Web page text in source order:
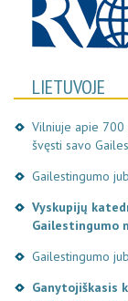
LIETUVOJE
Vilniuje apie 700
švęsti savo
Gailestingumo
Vyskupijų
Gailestingumo
Gailestingumo
Ganytojiškasis